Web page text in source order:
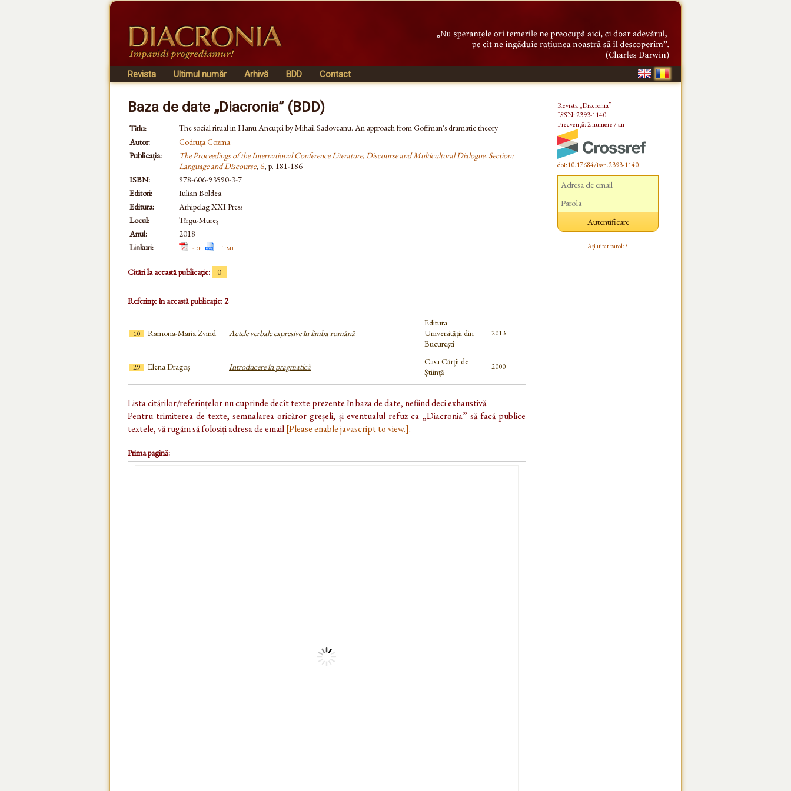
Revista Ultimul număr Arhivă BDD Contact
Baza de date „Diacronia” (BDD)
Titlu:
The social ritual in Hanu Ancuţei by Mihail Sadoveanu. An approach from Goffman's dramatic theory
Autor:
Codruța Cozma
Publicația:
The Proceedings of the International Conference Literature, Discourse and Multicultural Dialogue. Section:
Language and Discourse, 6, p. 181-186
ISBN:
978-606-93590-3-7
Editori:
Iulian Boldea
Editura:
Arhipelag XXI Press
Locul:
Tîrgu-Mureş
Anul:
2018
Linkuri:
pdf html
Citări la această publicație: 0
Referințe în această publicație: 2
10 Ramona-Maria Zvirid Actele verbale expresive în limba română
Editura
Universității din
București
2013
29 Elena Dragoș Introducere în pragmatică
Casa Cărții de
Știință
2000
Lista citărilor/referințelor nu cuprinde decît texte prezente în baza de date, nefiind deci exhaustivă.
Pentru trimiterea de texte, semnalarea oricăror greșeli, și eventualul refuz ca „Diacronia” să facă publice
textele, vă rugăm să folosiți adresa de email[Please enable javascript to view.].
Prima pagină:
Revista „Diacronia”
ISSN: 2393-1140
Frecvență: 2 numere / an
doi:10.17684/issn.2393-1140
Ați uitat parola?